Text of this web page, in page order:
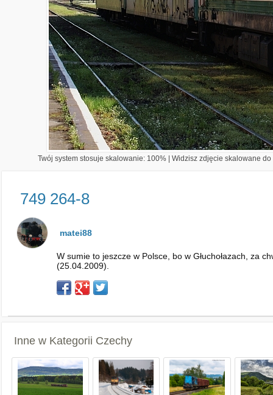
Twój system stosuje skalowanie: 100% | Widzisz zdjęcie skalowane
749 264-8
matei88
W sumie to jeszcze w Polsce, bo w Głuchołazach, za
(25.04.2009).
Inne w Kategorii Czechy